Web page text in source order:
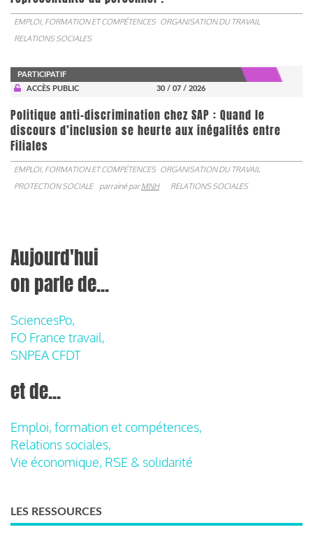
EMPLOI, FORMATION ET COMPÉTENCES ORGANISATION DU TRAVAIL
RELATIONS SOCIALES
PARTICIPATIF
ACCÈS PUBLIC
30 / 07 / 2026
Politique anti-discrimination chez SAP : Quand le
discours d’inclusion se heurte aux inégalités entre
Filiales
EMPLOI, FORMATION ET COMPÉTENCES ORGANISATION DU TRAVAIL
PROTECTION SOCIALE
parrainé parMNH RELATIONS SOCIALES
Aujourd'hui
on parle de...
SciencesPo,
FO France travail,
SNPEA CFDT
et de...
Emploi, formation et compétences,
Relations sociales,
Vie économique, RSE & solidarité
LES RESSOURCES